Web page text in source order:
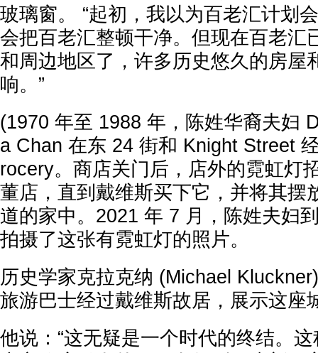
玻璃窗。 “起初，我以为百老汇计划
会把百老汇整顿干净。但现在百老汇
和周边地区了，许多历史悠久的房屋
响。”
(1970 年至 1988 年，陈姓华裔夫妇
a Chan 在东 24 街和 Knight Street
rocery。商店关门后，店外的霓虹灯
董店，直到戴维斯买下它，并将其摆
道的家中。2021 年 7 月，陈姓夫妇
拍摄了这张有霓虹灯的照片。
历史学家克拉克纳 (Michael
旅游巴士经过戴维斯故居，展示这座
他说：“这无疑是一个时代的终结。